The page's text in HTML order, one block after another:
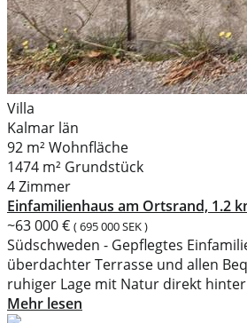
Villa
Kalmar län
92 m² Wohnfläche
1474 m² Grundstück
4 Zimmer
Einfamilienhaus am Ortsrand, 1.2
~63 000 € ( 695 000 SEK )
Südschweden - Gepflegtes
überdachter Terrasse und allen
ruhiger Lage mit Natur direkt
Mehr lesen